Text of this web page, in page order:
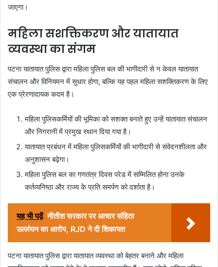
जाएगा।
महिला सशक्तिकरण और यातायात
व्यवस्था का संगम
पटना यातायात पुलिस द्वारा महिला पुलिस बल की भागीदारी से न केवल यातायात
संचालन और विनियमन में सुधार होगा, बल्कि यह पहल महिला सशक्तिकरण के लिए
एक प्रेरणादायक कदम है।
महिला पुलिसकर्मियों की भूमिका को सशक्त बनाते हुए उन्हें यातायात संचालन
और निगरानी में प्रमुख स्थान दिया गया है।
यातायात प्रबंधन में महिला पुलिसकर्मियों की भागीदारी से संवेदनशीलता और
अनुशासन बढ़ेगा।
महिला पुलिस बल का गणतंत्र दिवस परेड में सम्मिलित होना उनके
कर्तव्यनिष्ठा और राज्य के प्रति समर्पण को दर्शाता है।
यह भी पढ़ें नीतीश सरकार पर आचार संहिता
उल्लंघन का आरोप, RJD ने दी शिकायत
पटना यातायात पुलिस द्वारा यातायात व्यवस्था को बेहतर बनाने और महिला